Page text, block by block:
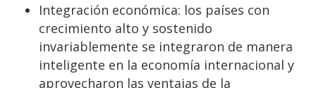
Integración económica: los países con
crecimiento alto y sostenido
invariablemente se integraron de manera
inteligente en la economía internacional y
aprovecharon las ventajas de la